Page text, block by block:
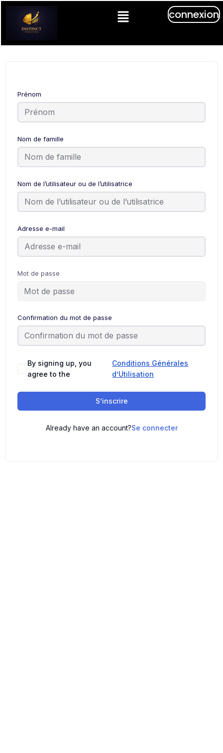
connexion
Prénom
Nom de famille
Nom de l’utilisateur ou de l’utilisatrice
Adresse e-mail
Mot de passe
Confirmation du mot de passe
By signing up, you
agree to the
Conditions Générales
d’Utilisation
S’inscrire
Already have an account?Se connecter